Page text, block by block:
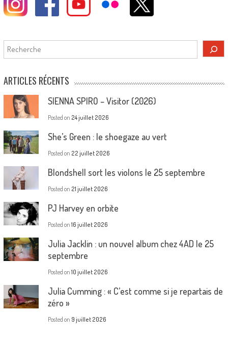
Rechercher
ARTICLES RÉCENTS
SIENNA SPIRO – Visitor (2026)
Posted on 24 juillet 2026
She’s Green : le shoegaze au vert
Posted on 22 juillet 2026
Blondshell sort les violons le 25 septembre
Posted on 21 juillet 2026
PJ Harvey en orbite
Posted on 16 juillet 2026
Julia Jacklin : un nouvel album chez 4AD le 25
septembre
Posted on 10 juillet 2026
Julia Cumming : « C’est comme si je repartais de
zéro »
Posted on 9 juillet 2026